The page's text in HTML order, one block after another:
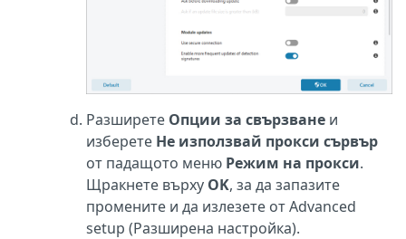
Разширете Опции за свързване и
изберете Не използвай прокси сървър
от падащото меню Режим на прокси.
Щракнете върху OK, за да запазите
промените и да излезете от Advanced
setup (Разширена настройка).